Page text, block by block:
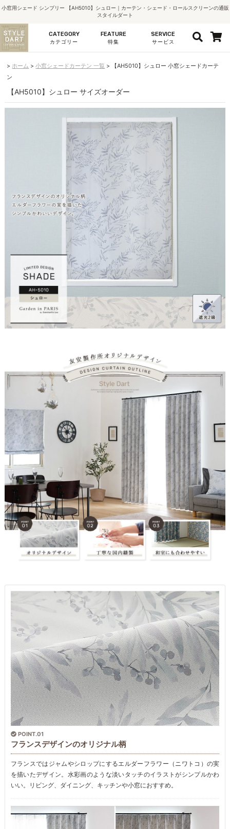
小窓用シェード シンプリー 【AH5010】シュロー｜カーテン・シェード・ロールスクリーンの通販
スタイルダート
CATEGORY
カテゴリー
FEATURE
特集
SERVICE
サービス
ホーム 小窓シェードカーテン 一覧
【AH5010】シュロー 小窓シェードカーテ
ン
【AH5010】シュロー サイズオーダー
POINT.01
フランスデザインのオリジナル柄
フランスではジャムやシロップにするエルダーフラワー（ニワトコ）の実
を描いたデザイン。水彩画のような淡いタッチのイラストがシンプルかわ
いい。リビング、ダイニング、キッチンや小窓におすすめ。